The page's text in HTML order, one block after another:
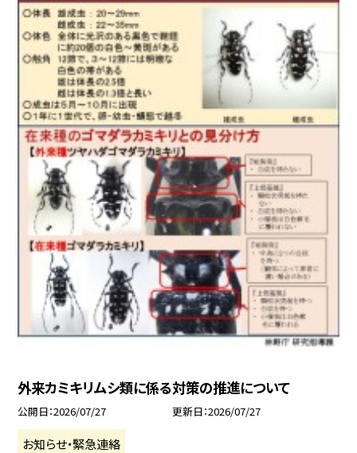
外来カミキリムシ類に係る対策の推進について
公開日 2026/07/27 更新日 2026/07/27
お知らせ・緊急連絡